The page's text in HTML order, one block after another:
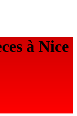
à Nice